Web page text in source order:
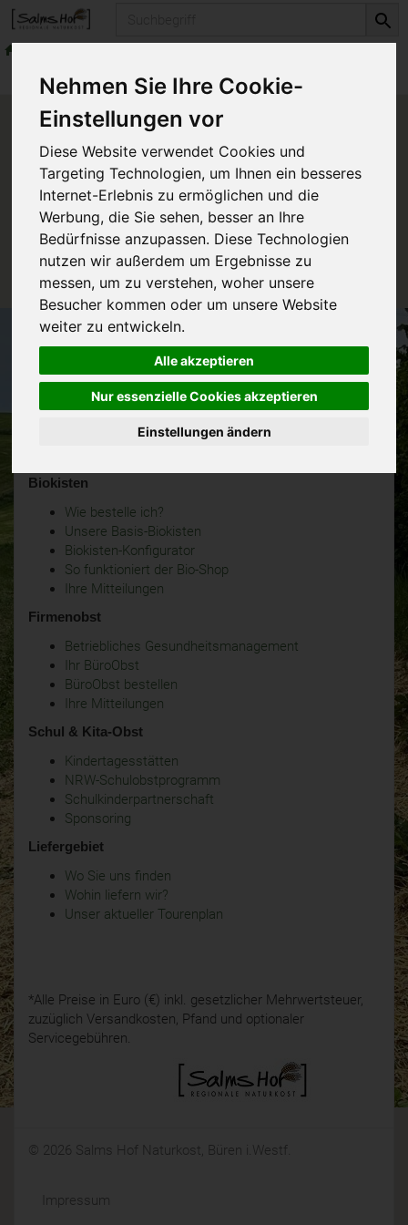
Nehmen Sie Ihre Cookie-
Einstellungen vor
Diese Website verwendet Cookies und
Targeting Technologien, um Ihnen ein besseres
Internet-Erlebnis zu ermöglichen und die
Werbung, die Sie sehen, besser an Ihre
Bedürfnisse anzupassen. Diese Technologien
nutzen wir außerdem um Ergebnisse zu
messen, um zu verstehen, woher unsere
Besucher kommen oder um unsere Website
weiter zu entwickeln.
Alle akzeptieren
Nur essenzielle Cookies akzeptieren
Einstellungen ändern
Produkte Vorratskammer Würzen
Produkt "Shoyu mild 28%
weniger Salz" nicht verfügbar.
Das von Ihnen gesuchte Produkt ist leider zur Zeit
nicht verfügbar.
Biokisten
Wie bestelle ich?
Unsere Basis-Biokisten
Biokisten-Konfigurator
So funktioniert der Bio-Shop
Ihre Mitteilungen
Firmenobst
Betriebliches Gesundheitsmanagement
Ihr BüroObst
BüroObst bestellen
Ihre Mitteilungen
Schul & Kita-Obst
Kindertagesstätten
NRW-Schulobstprogramm
Schulkinderpartnerschaft
Sponsoring
Liefergebiet
Wo Sie uns finden
Wohin liefern wir?
Unser aktueller Tourenplan
*Alle Preise in Euro (€) inkl. gesetzlicher Mehrwertsteuer,
zuzüglich Versandkosten, Pfand und optionaler
Servicegebühren.
© 2026 Salms Hof Naturkost, Büren i.Westf.
Impressum